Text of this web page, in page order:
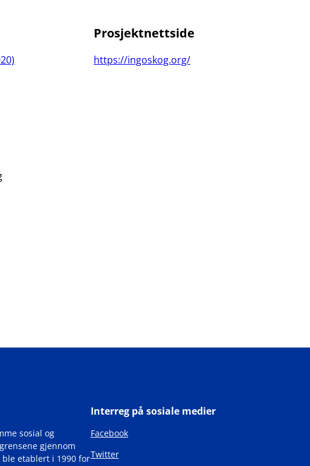
Prosjektnettside
https://ingoskog.org/
sosial og
gjennom
etablert i 1990 for
Interreg på sosiale medier
Facebook
Twitter